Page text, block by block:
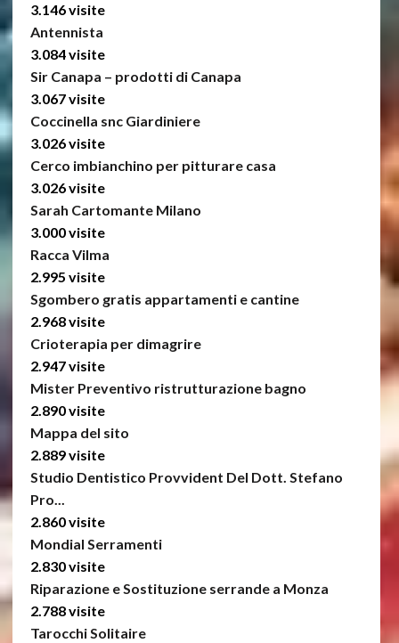
3.146 visite
Antennista
3.084 visite
Sir Canapa – prodotti di Canapa
3.067 visite
Coccinella snc Giardiniere
3.026 visite
Cerco imbianchino per pitturare casa
3.026 visite
Sarah Cartomante Milano
3.000 visite
Racca Vilma
2.995 visite
Sgombero gratis appartamenti e cantine
2.968 visite
Crioterapia per dimagrire
2.947 visite
Mister Preventivo ristrutturazione bagno
2.890 visite
Mappa del sito
2.889 visite
Studio Dentistico Provvident Del Dott. Stefano
Pro...
2.860 visite
Mondial Serramenti
2.830 visite
Riparazione e Sostituzione serrande a Monza
2.788 visite
Tarocchi Solitaire